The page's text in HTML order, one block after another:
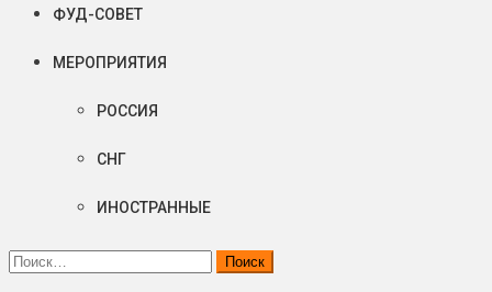
ФУД-СОВЕТ
МЕРОПРИЯТИЯ
РОССИЯ
СНГ
ИНОСТРАННЫЕ
Найти: